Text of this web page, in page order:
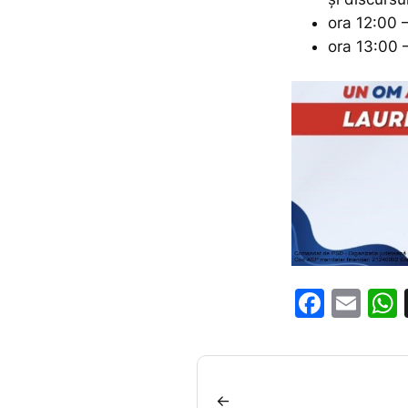
ora 12:00
ora 13:00
F
c
E
ai
←